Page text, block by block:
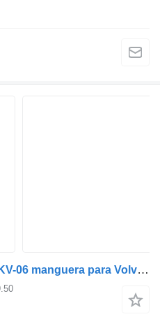
VOLVO, FRENOS KNORR KV-06 manguera para Volvo B5LH, B0E (2008-) autobús